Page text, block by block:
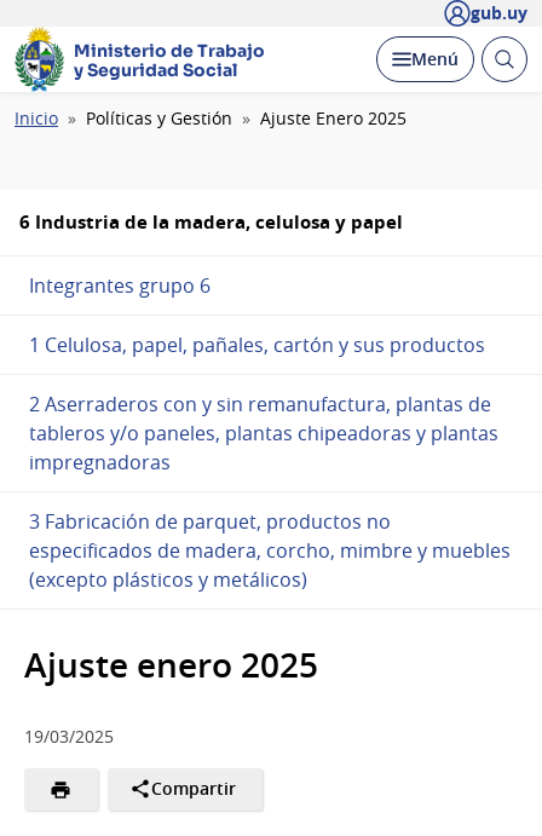
gub.uy
Ministerio de Trabajo
y Seguridad Social
Desplegar
Menú Abrir
Ruta
Inicio Políticas y Gestión Ajuste Enero 2025
6 Industria de la madera, celulosa y papel
Integrantes grupo 6
1 Celulosa, papel, pañales, cartón y sus productos
2 Aserraderos con y sin remanufactura, plantas de
tableros y/o paneles, plantas chipeadoras y plantas
impregnadoras
3 Fabricación de parquet, productos no
especificados de madera, corcho, mimbre y muebles
(excepto plásticos y metálicos)
Ajuste enero 2025
19/03/2025
Compartir